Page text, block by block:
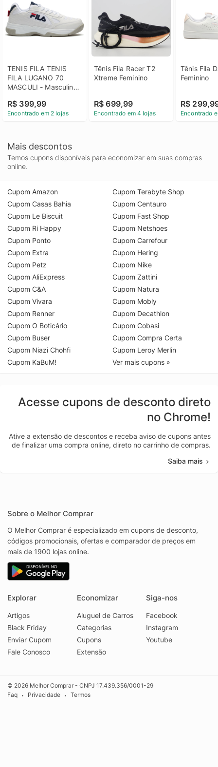
TENIS FILA TENIS
FILA LUGANO 70
MASCULI - Masculino
R$ 399,99
Encontrado em 2 lojas
Tênis Fila Racer T2
Xtreme Feminino
R$ 699,99
Encontrado em 4 lojas
Tênis Fila
Feminino
R$
Encontrado
Mais descontos
Temos cupons disponíveis para economizar em suas compras
online.
Cupom Amazon
Cupom Casas Bahia
Cupom Le Biscuit
Cupom Ri Happy
Cupom Ponto
Cupom Extra
Cupom Petz
Cupom AliExpress
Cupom C&A
Cupom Vivara
Cupom Renner
Cupom O Boticário
Cupom Buser
Cupom Niazi Chohfi
Cupom KaBuM!
Cupom Terabyte Shop
Cupom Centauro
Cupom Fast Shop
Cupom Netshoes
Cupom Carrefour
Cupom Hering
Cupom Nike
Cupom Zattini
Cupom Natura
Cupom Mobly
Cupom Decathlon
Cupom Cobasi
Cupom Compra Certa
Cupom Leroy Merlin
Ver mais cupons »
Acesse cupons de desconto direto
no Chrome!
Ative a extensão de descontos e receba aviso de cupons antes
de finalizar uma compra online, direto no carrinho de compras.
Saiba mais
Sobre o Melhor Comprar
O Melhor Comprar é especializado em cupons de desconto,
códigos promocionais, ofertas e comparador de preços em
mais de 1900 lojas online.
Explorar
Artigos
Black Friday
Enviar Cupom
Fale Conosco
Economizar
Aluguel de Carros
Categorias
Cupons
Extensão
Siga-nos
Facebook
Instagram
Youtube
© 2026 Melhor Comprar - CNPJ 17.439.356/0001-29
Faq
• Privacidade • Termos